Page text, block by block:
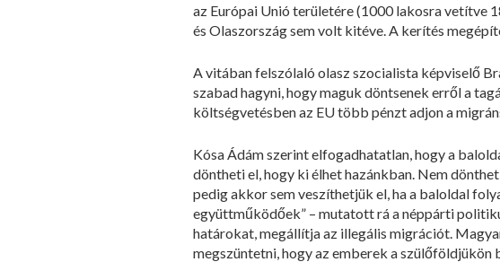
az Európai Unió területére (1000 lakosra vetítve
és Olaszország sem volt kitéve. A kerítés
A vitában felszólaló olasz szocialista képviselő
szabad hagyni, hogy maguk döntsenek erről a
költségvetésben az EU több pénzt adjon a
Kósa Ádám szerint elfogadhatatlan, hogy a
döntheti el, hogy ki élhet hazánkban. Nem
pedig akkor sem veszíthetjük el, ha a baloldal
együttműködőek” – mutatott rá a néppárti
határokat, megállítja az illegális migrációt.
megszüntetni, hogy az emberek a szülőföldjükön